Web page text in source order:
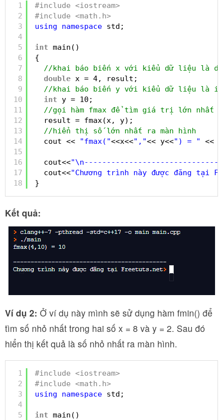
1
2
3
4
5
6
7
8
9
10
11
12
13
14
15
16
17
18
#include <iostream>
#include <math.h>
using
namespace std;
int main()
{
//khai báo biến x với kiểu dữ liệu là
double x = 4, result;
//khai báo biến y với kiểu dữ liệu là
int
y = 10;
//gọi hàm fmax để tìm giá trị lớn
result = fmax(x, y);
//hiển thị số lớn nhất ra màn hình
cout <<
"fmax("<<x<<","<< y<<") = " <<
cout<<
cout<<"Chương trình này được đăng tại
}
Kết quả:
Ví dụ 2: Ở ví dụ này mình sẽ sử dụng hàm fmin() để
tìm số nhỏ nhất trong hai số x = 8 và y = 2. Sau đó
hiển thị kết quả là số nhỏ nhất ra màn hình.
1
2
3
4
5
#include <iostream>
#include <math.h>
using
namespace std;
int main()